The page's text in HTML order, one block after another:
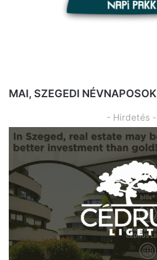
MAI, SZEGEDI NÉVNAPOSOK
- Hirdetés -